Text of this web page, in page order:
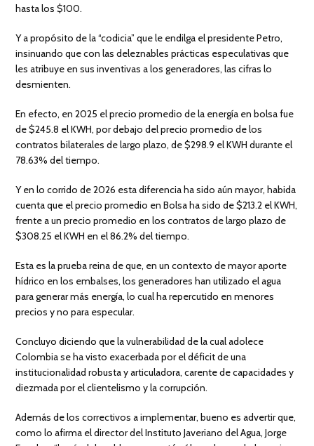
hasta los $100.
Y a propósito de la “codicia” que le endilga el presidente Petro,
insinuando que con las deleznables prácticas especulativas que
les atribuye en sus inventivas a los generadores, las cifras lo
desmienten.
En efecto, en 2025 el precio promedio de la energía en bolsa fue
de $245.8 el KWH, por debajo del precio promedio de los
contratos bilaterales de largo plazo, de $298.9 el KWH durante el
78.63% del tiempo.
Y en lo corrido de 2026 esta diferencia ha sido aún mayor, habida
cuenta que el precio promedio en Bolsa ha sido de $213.2 el KWH,
frente a un precio promedio en los contratos de largo plazo de
$308.25 el KWH en el 86.2% del tiempo.
Esta es la prueba reina de que, en un contexto de mayor aporte
hídrico en los embalses, los generadores han utilizado el agua
para generar más energía, lo cual ha repercutido en menores
precios y no para especular.
Concluyo diciendo que la vulnerabilidad de la cual adolece
Colombia se ha visto exacerbada por el déficit de una
institucionalidad robusta y articuladora, carente de capacidades y
diezmada por el clientelismo y la corrupción.
Además de los correctivos a implementar, bueno es advertir que,
como lo afirma el director del Instituto Javeriano del Agua, Jorge